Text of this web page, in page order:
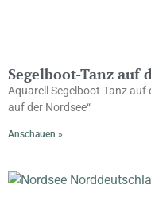
Segelboot-Tanz auf
Aquarell Segelboot-Tanz auf
auf der Nordsee“
Anschauen »